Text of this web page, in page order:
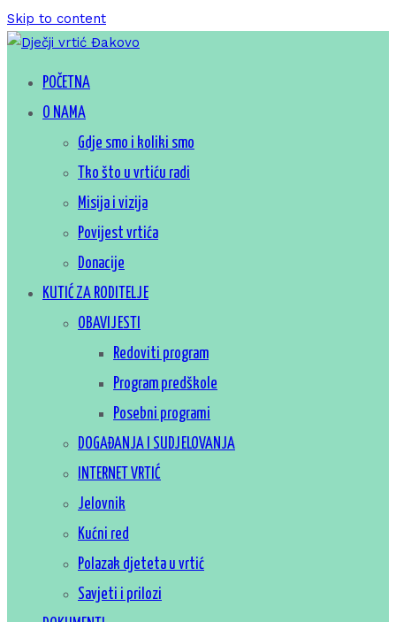
Skip to content
Dječji vrtić Đakovo
Za sretno djetinjstvo
POČETNA
O NAMA
Gdje smo i koliki smo
Tko što u vrtiću radi
Misija i vizija
Povijest vrtića
Donacije
KUTIĆ ZA RODITELJE
OBAVIJESTI
Redoviti program
Program predškole
Posebni programi
DOGAĐANJA I SUDJELOVANJA
INTERNET VRTIĆ
Jelovnik
Kućni red
Polazak djeteta u vrtić
Savjeti i prilozi